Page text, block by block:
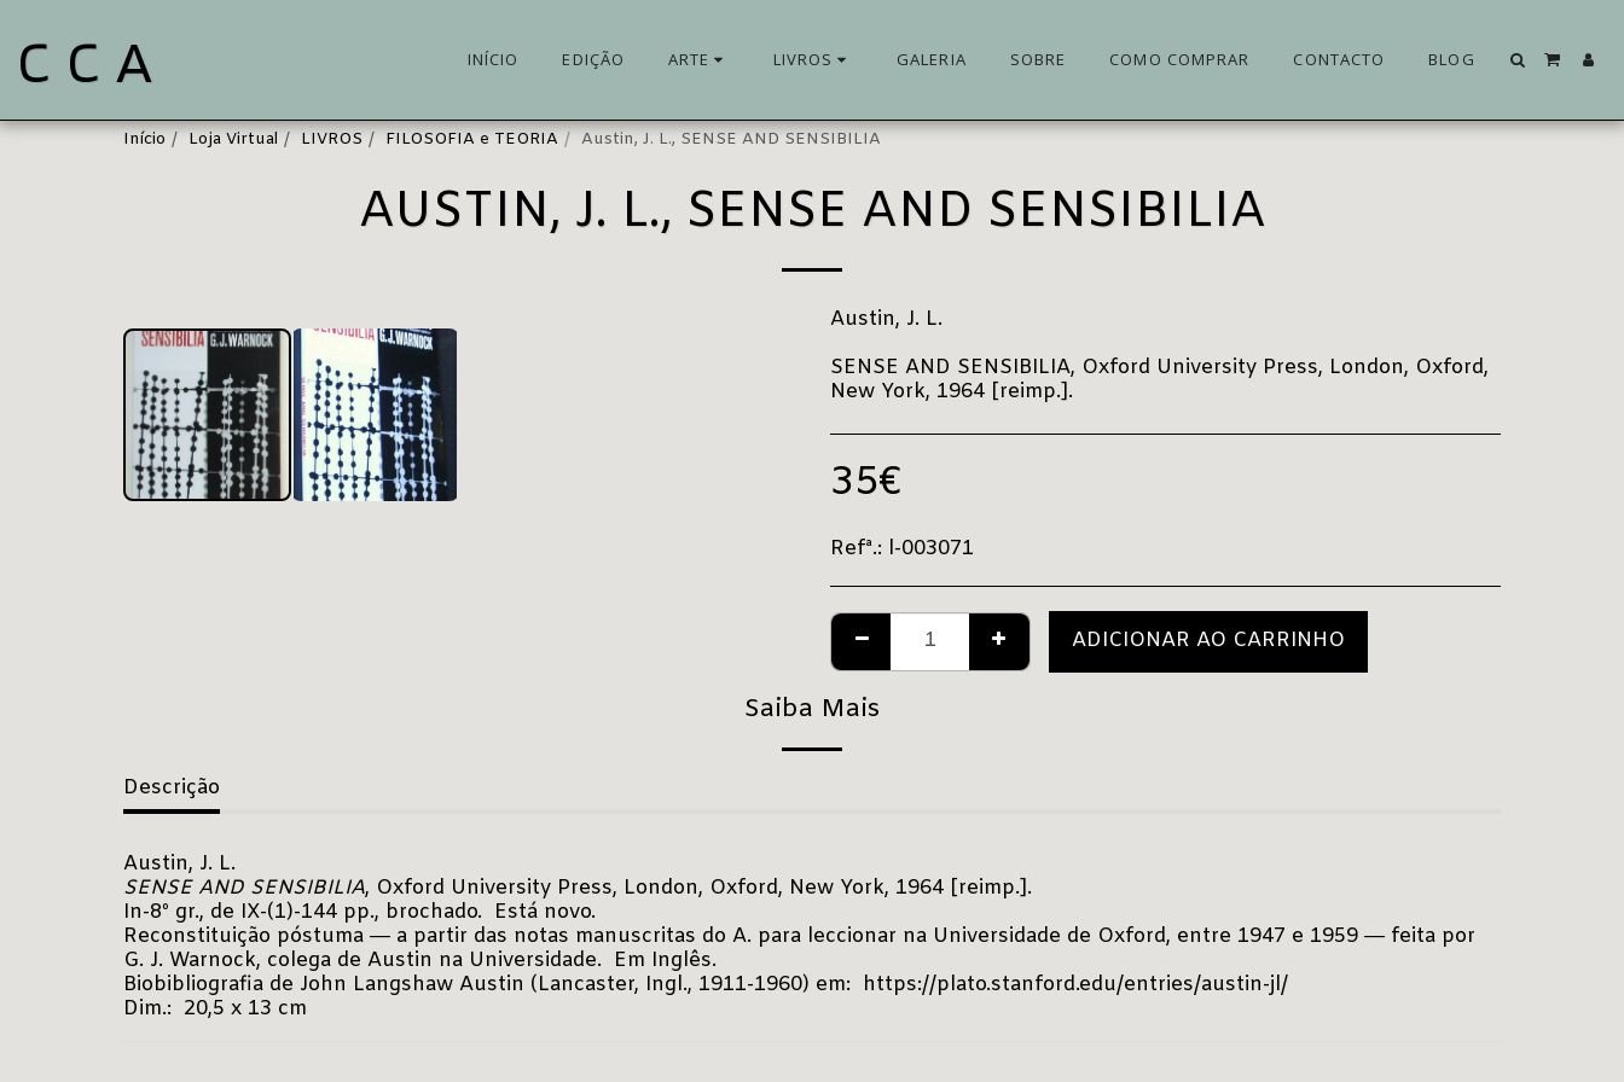
C C A INÍCIO EDIÇÃO ARTE LIVROS GALERIA SOBRE COMO COMPRAR CONTACTO BLOG
Início Loja Virtual LIVROS FILOSOFIA e TEORIA Austin, J. L., SENSE AND SENSIBILIA
AUSTIN, J. L., SENSE AND SENSIBILIA
Austin, J. L.
SENSE AND SENSIBILIA, Oxford University Press, London, Oxford,
New York, 1964 [reimp.].
35€
Refª.: l-003071
ADICIONAR AO CARRINHO
Saiba Mais
Descrição
Austin, J. L.
SENSE AND SENSIBILIA, Oxford University Press, London, Oxford, New York, 1964 [reimp.].
In-8º gr., de IX-(1)-144 pp., brochado. Está novo.
Reconstituição póstuma ― a partir das notas manuscritas do A. para leccionar na Universidade de Oxford, entre 1947 e 1959 ― feita por
G. J. Warnock, colega de Austin na Universidade. Em Inglês.
Biobibliografia de John Langshaw Austin (Lancaster, Ingl., 1911-1960) em: https://plato.stanford.edu/entries/austin-jl/
Dim.: 20,5 x 13 cm